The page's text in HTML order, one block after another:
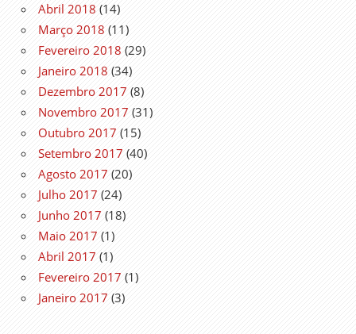
Abril 2018 (14)
Março 2018 (11)
Fevereiro 2018 (29)
Janeiro 2018 (34)
Dezembro 2017 (8)
Novembro 2017 (31)
Outubro 2017 (15)
Setembro 2017 (40)
Agosto 2017 (20)
Julho 2017 (24)
Junho 2017 (18)
Maio 2017 (1)
Abril 2017 (1)
Fevereiro 2017 (1)
Janeiro 2017 (3)